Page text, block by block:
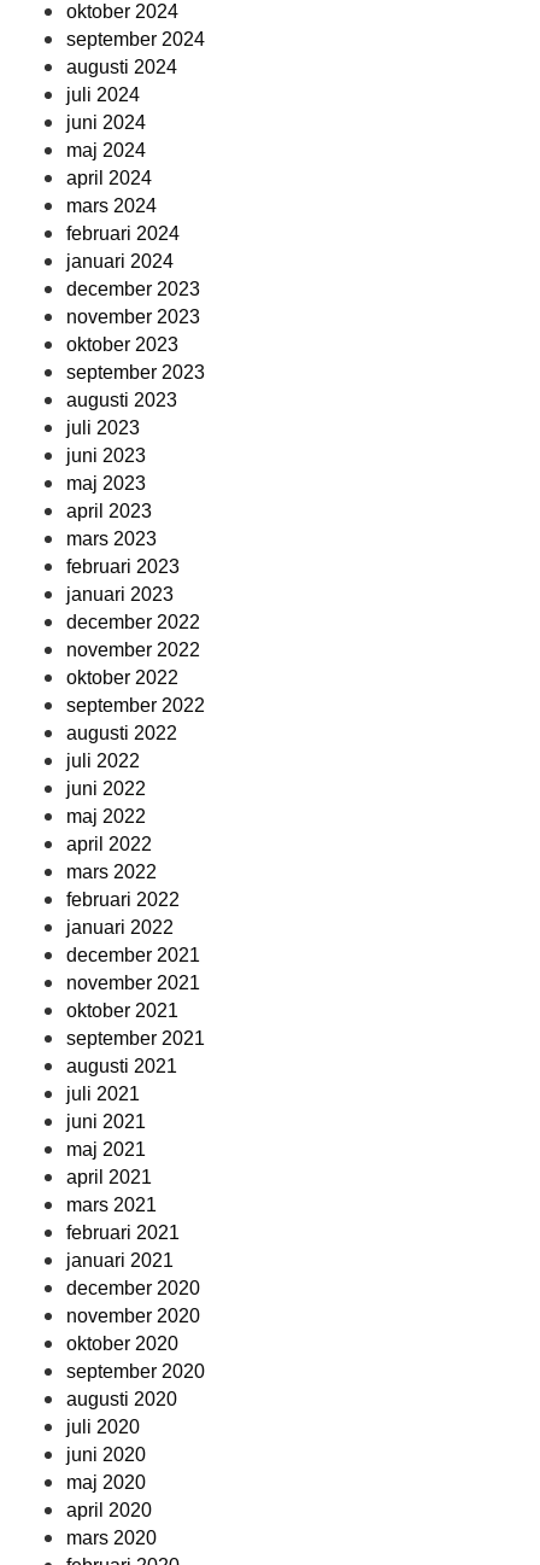
oktober 2024
september 2024
augusti 2024
juli 2024
juni 2024
maj 2024
april 2024
mars 2024
februari 2024
januari 2024
december 2023
november 2023
oktober 2023
september 2023
augusti 2023
juli 2023
juni 2023
maj 2023
april 2023
mars 2023
februari 2023
januari 2023
december 2022
november 2022
oktober 2022
september 2022
augusti 2022
juli 2022
juni 2022
maj 2022
april 2022
mars 2022
februari 2022
januari 2022
december 2021
november 2021
oktober 2021
september 2021
augusti 2021
juli 2021
juni 2021
maj 2021
april 2021
mars 2021
februari 2021
januari 2021
december 2020
november 2020
oktober 2020
september 2020
augusti 2020
juli 2020
juni 2020
maj 2020
april 2020
mars 2020